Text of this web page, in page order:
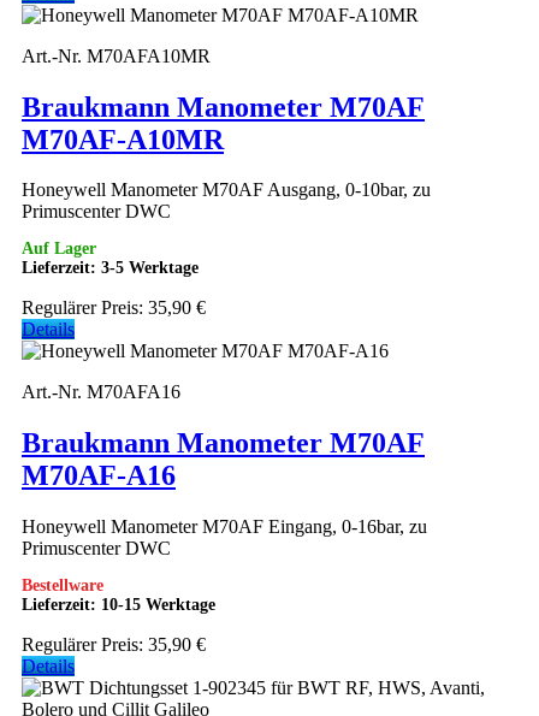
Art.-Nr. M70AFA10MR
Braukmann Manometer M70AF
M70AF-A10MR
Honeywell Manometer M70AF Ausgang, 0-10bar, zu
Primuscenter DWC
Auf Lager
Lieferzeit: 3-5 Werktage
Regulärer Preis: 35,90 €
Details
Art.-Nr. M70AFA16
Braukmann Manometer M70AF
M70AF-A16
Honeywell Manometer M70AF Eingang, 0-16bar, zu
Primuscenter DWC
Bestellware
Lieferzeit: 10-15 Werktage
Regulärer Preis: 35,90 €
Details